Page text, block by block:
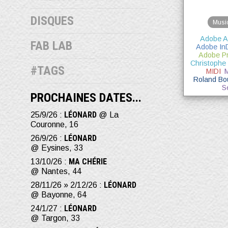
DISQUES
FAB LAB
#TAGS
PROCHAINES DATES...
25/9/26 : LÉONARD @ La
Couronne, 16
26/9/26 : LÉONARD
@ Eysines, 33
13/10/26 : MA CHÉRIE
@ Nantes, 44
28/11/26 » 2/12/26 : LÉONARD
@ Bayonne, 64
24/1/27 : LÉONARD
@ Targon, 33
Adobe
Adobe
Adobe
Christophe
MIDI
Roland